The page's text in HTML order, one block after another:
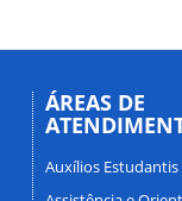
ÁREAS DE
Auxílios Estudantis